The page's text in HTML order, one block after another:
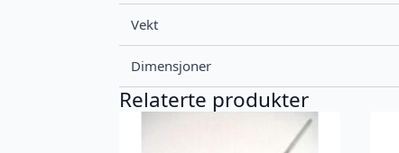
Vekt
Dimensjoner
Relaterte produkter